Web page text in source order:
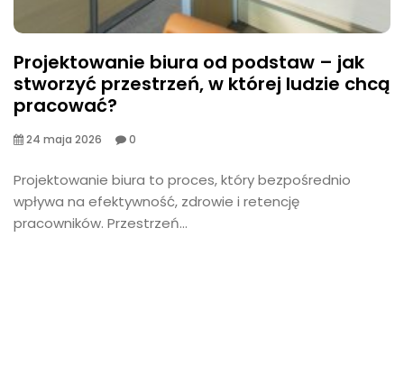
Projektowanie biura od podstaw – jak
stworzyć przestrzeń, w której ludzie chcą
pracować?
24 maja 2026 0
​Projektowanie biura to proces, który bezpośrednio
wpływa na efektywność, zdrowie i retencję
pracowników. Przestrzeń...